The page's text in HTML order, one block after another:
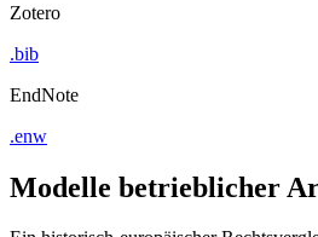
Zotero
.bib
EndNote
.enw
Modelle betrieblicher